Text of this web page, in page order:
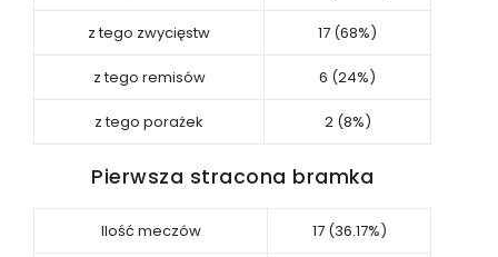
z tego zwycięstw 17 (68%)
z tego remisów 6 (24%)
z tego porażek 2 (8%)
Pierwsza stracona bramka
Ilość meczów 17 (36.17%)